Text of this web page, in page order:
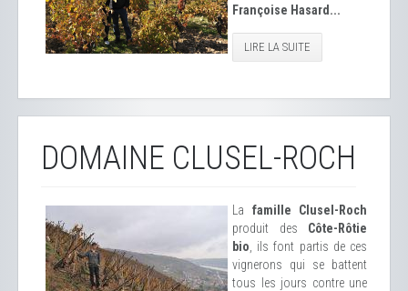
Françoise Hasard...
LIRE LA SUITE
DOMAINE CLUSEL-ROCH
La famille Clusel-Roch
produit des Côte-Rôtie
bio , ils font partis de ces
vignerons qui se battent
tous les jours contre une